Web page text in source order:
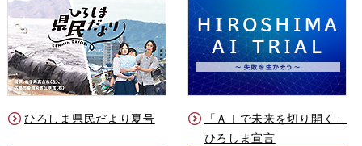
ひろしま県民だより夏号
「ＡＩで未来を切り開く」
ひろしま宣言